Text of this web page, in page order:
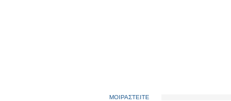
ΜΟΙΡΑΣΤΕΙΤΕ